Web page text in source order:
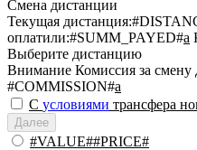
Смена дистанции
Текущая дистанция:
оплатили:#SUMM_PAYED#a
Выберите дистанцию
Внимание Комиссия за смену
#COMMISSION#a
С условиями трансфера
Далее
#VALUE##PRICE#